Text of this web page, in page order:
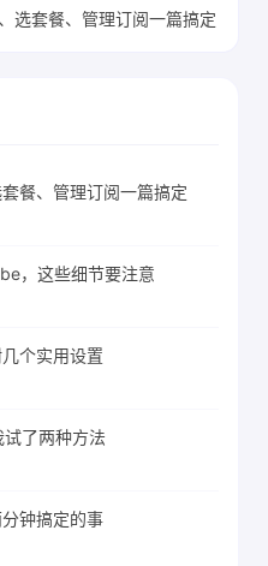
选套餐、管理订阅一篇搞定
餐、管理订阅一篇搞定
，这些细节要注意
个实用设置
了两种方法
钟搞定的事